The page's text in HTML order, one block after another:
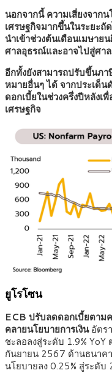
นอกจากนี้ ความเสี่ยงจาก
เศรษฐกิจมากขึ้นในระยะ
นำเข้าช่วงต้นเดือนเมษา
ศาลอุธรณ์และอาจไปสู่ศา
อีกทั้งยังสามารถปรับขึ้นภ
หมายอื่นๆ ได้ จากประเด็น
ดอกเบี้ยในช่วงครึ่งปีหลังเ
เศรษฐกิจ
ยูโรโซน
ECB ปรับลดดอกเบี้ยตา
คลายนโยบายการเงินอัตร
ชะลอลงสู่ระดับ 1.9% YoY
กันยายน 2567 ด้านธนาค
นโยบายลง 0.25% สู่ระดับ